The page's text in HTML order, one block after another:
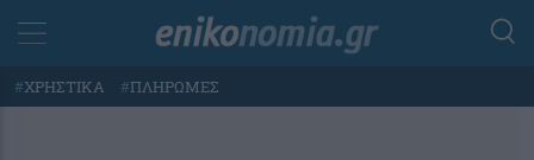
#ΧΡΗΣΤΙΚΑ #ΠΛΗΡΩΜΕΣ